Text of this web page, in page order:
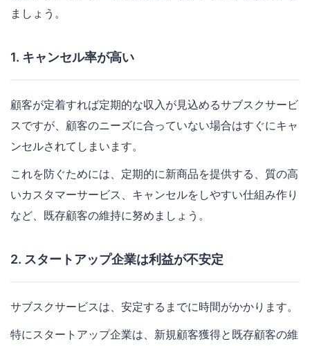
ましょう。
1. キャンセル率が高い
顧客が定着すれば定期的な収入が見込めるサブスクサービ
スですが、顧客のニーズに合っていない場合はすぐにキャ
ンセルされてしまいます。
これを防ぐためには、定期的に新商品を提供する、質の高
いカスタマーサービス、キャンセルをしやすい仕組み作り
など、既存顧客の維持に努めましょう。
2. スタートアップ企業は利益が不安定
サブスクサービスは、安定するまでに時間がかかります。
特にスタートアップ企業は、新規顧客獲得と既存顧客の維